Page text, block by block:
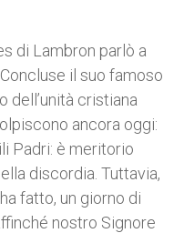
di Lambron parlò a
il suo famoso
dell’unità cristiana
ancora oggi:
Padri: è meritorio
discordia. Tuttavia,
fatto, un giorno di
nostro Signore